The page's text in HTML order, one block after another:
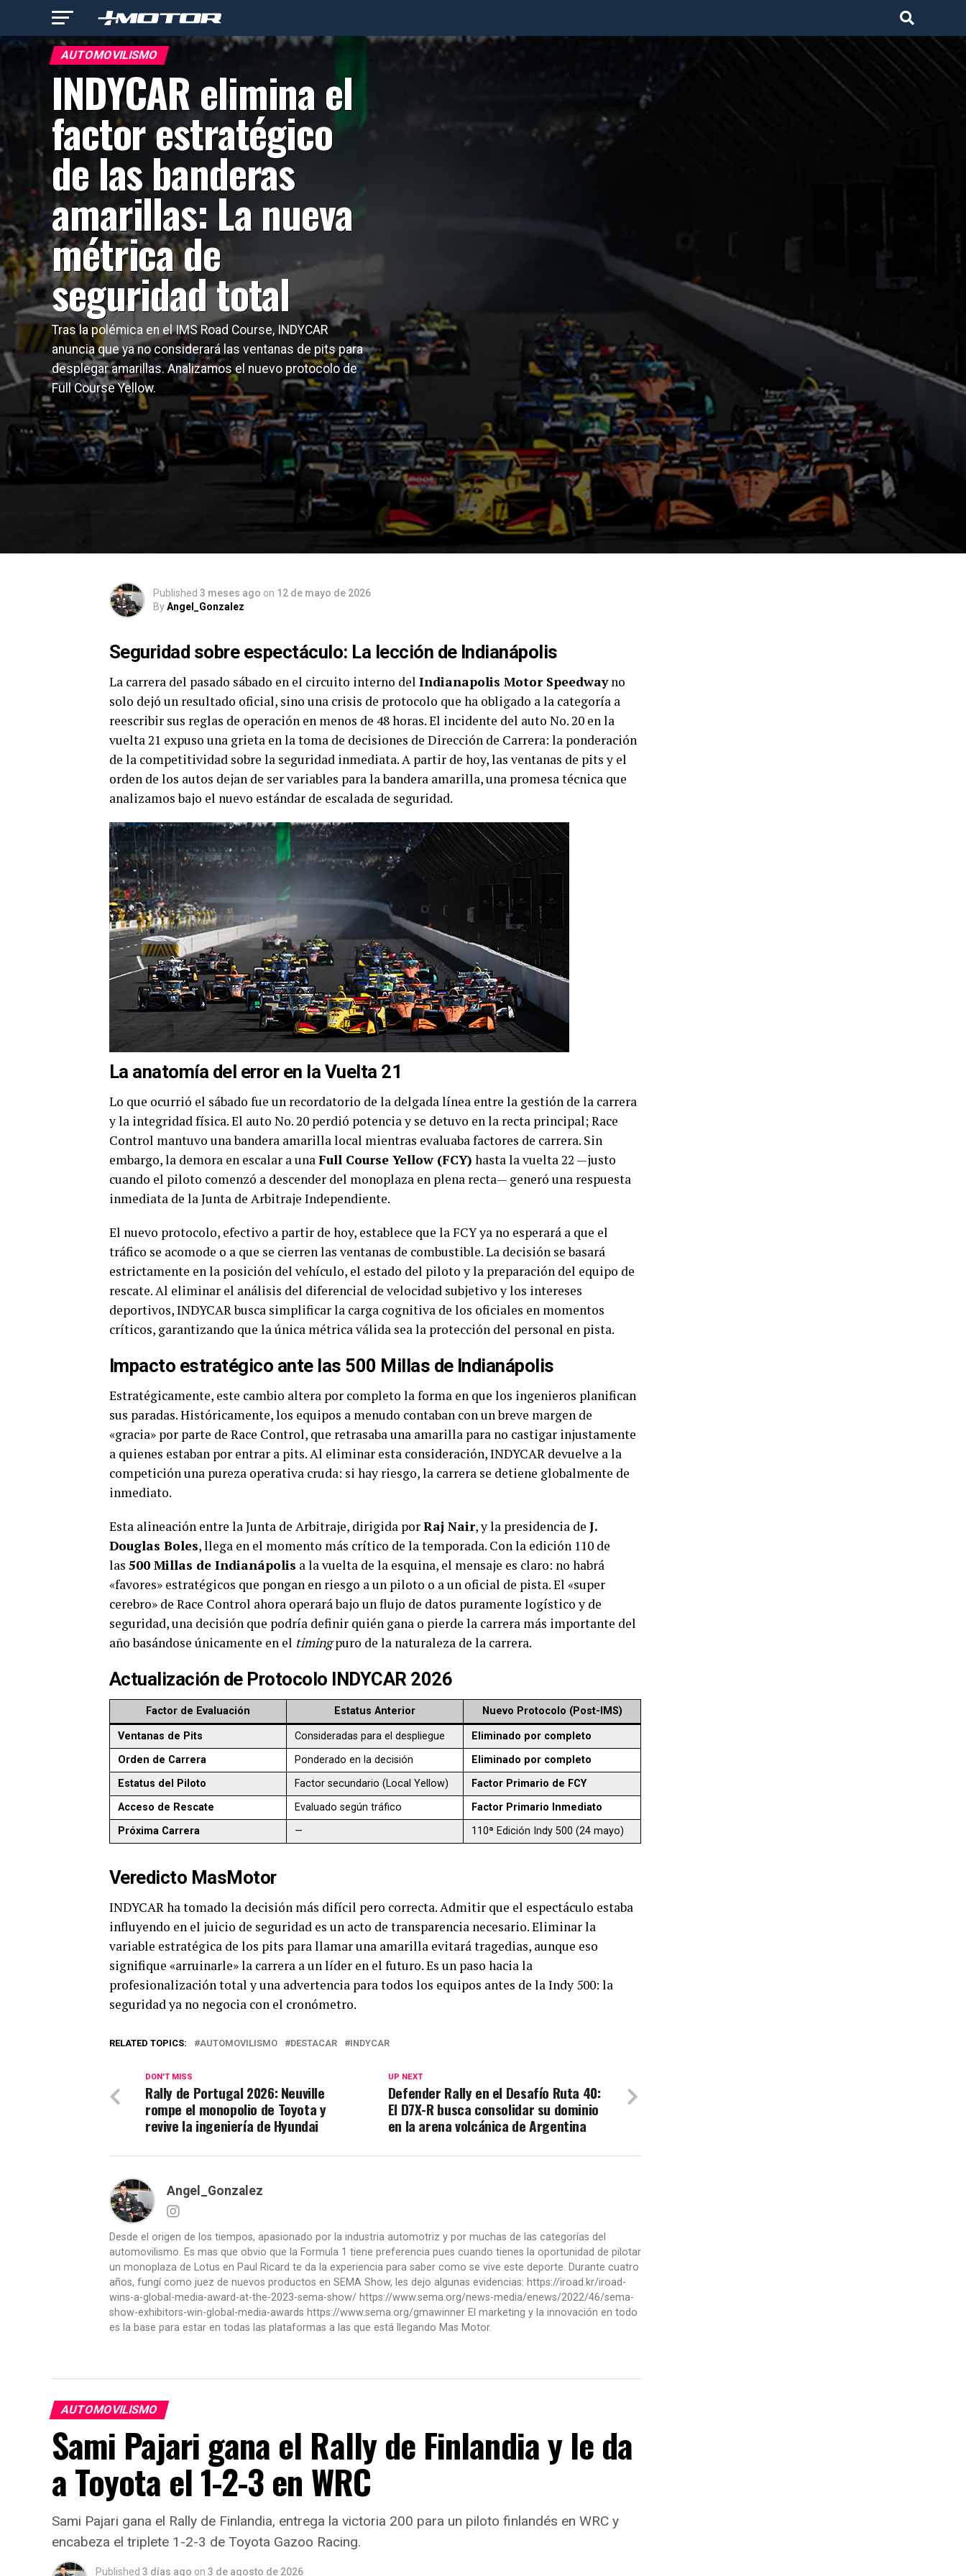
AUTOMOVILISMO
INDYCAR elimina el
factor estratégico
de las banderas
amarillas: La nueva
métrica de
seguridad total
Tras la polémica en el IMS Road Course, INDYCAR
anuncia que ya no considerará las ventanas de pits para
desplegar amarillas. Analizamos el nuevo protocolo de
Full Course Yellow.
Published 3 meses ago on 12 de mayo de 2026
ByAngel_Gonzalez
Seguridad sobre espectáculo: La lección de Indianápolis
La carrera del pasado sábado en el circuito interno del Indianapolis Motor Speedwayno
solo dejó un resultado oficial, sino una crisis de protocolo que ha obligado a la categoría a
reescribir sus reglas de operación en menos de 48 horas. El incidente del auto No. 20 en la
vuelta 21 expuso una grieta en la toma de decisiones de Dirección de Carrera: la ponderación
de la competitividad sobre la seguridad inmediata. A partir de hoy, las ventanas de pits y el
orden de los autos dejan de ser variables para la bandera amarilla, una promesa técnica que
analizamos bajo el nuevo estándar de escalada de seguridad.
La anatomía del error en la Vuelta 21
Lo que ocurrió el sábado fue un recordatorio de la delgada línea entre la gestión de la carrera
y la integridad física. El auto No. 20 perdió potencia y se detuvo en la recta principal; Race
Control mantuvo una bandera amarilla local mientras evaluaba factores de carrera. Sin
embargo, la demora en escalar a unaFull Course Yellow (FCY) hasta la vuelta 22 —justo
cuando el piloto comenzó a descender del monoplaza en plena recta— generó una respuesta
inmediata de la Junta de Arbitraje Independiente.
El nuevo protocolo, efectivo a partir de hoy, establece que la FCY ya no esperará a que el
tráfico se acomode o a que se cierren las ventanas de combustible. La decisión se basará
estrictamente en la posición del vehículo, el estado del piloto y la preparación del equipo de
rescate. Al eliminar el análisis del diferencial de velocidad subjetivo y los intereses
deportivos, INDYCAR busca simplificar la carga cognitiva de los oficiales en momentos
críticos, garantizando que la única métrica válida sea la protección del personal en pista.
Impacto estratégico ante las 500 Millas de Indianápolis
Estratégicamente, este cambio altera por completo la forma en que los ingenieros planifican
sus paradas. Históricamente, los equipos a menudo contaban con un breve margen de
«gracia» por parte de Race Control, que retrasaba una amarilla para no castigar injustamente
a quienes estaban por entrar a pits. Al eliminar esta consideración, INDYCAR devuelve a la
competición una pureza operativa cruda: si hay riesgo, la carrera se detiene globalmente de
inmediato.
Esta alineación entre la Junta de Arbitraje, dirigida porRaj Nair, y la presidencia de J.
Douglas Boles, llega en el momento más crítico de la temporada. Con la edición 110 de
las 500 Millas de Indianápolis a la vuelta de la esquina, el mensaje es claro: no habrá
«favores» estratégicos que pongan en riesgo a un piloto o a un oficial de pista. El «super
cerebro» de Race Control ahora operará bajo un flujo de datos puramente logístico y de
seguridad, una decisión que podría definir quién gana o pierde la carrera más importante del
año basándose únicamente en el timingpuro de la naturaleza de la carrera.
Actualización de Protocolo INDYCAR 2026
Factor de Evaluación Estatus Anterior Nuevo Protocolo (Post-IMS)
Ventanas de Pits Consideradas para el despliegue
Eliminado por completo
Orden de Carrera
Ponderado en la decisión
Eliminado por completo
Estatus del Piloto
Factor secundario (Local Yellow)
Factor Primario de FCY
Acceso de Rescate
Evaluado según tráfico
Factor Primario Inmediato
Próxima Carrera
— 110ª Edición Indy 500 (24 mayo)
Veredicto MasMotor
INDYCAR ha tomado la decisión más difícil pero correcta. Admitir que el espectáculo estaba
influyendo en el juicio de seguridad es un acto de transparencia necesario. Eliminar la
variable estratégica de los pits para llamar una amarilla evitará tragedias, aunque eso
signifique «arruinarle» la carrera a un líder en el futuro. Es un paso hacia la
profesionalización total y una advertencia para todos los equipos antes de la Indy 500: la
seguridad ya no negocia con el cronómetro.
RELATED TOPICS: AUTOMOVILISMO DESTACAR INDYCAR
UP NEXT
Defender Rally en el Desafío Ruta 40:
El D7X-R busca consolidar su dominio
en la arena volcánica de Argentina
DON'T MISS
Rally de Portugal 2026: Neuville
rompe el monopolio de Toyota y
revive la ingeniería de Hyundai
Angel_Gonzalez
Desde el origen de los tiempos, apasionado por la industria automotriz y por muchas de las categorías del
automovilismo. Es mas que obvio que la Formula 1 tiene preferencia pues cuando tienes la oportunidad de pilotar
un monoplaza de Lotus en Paul Ricard te da la experiencia para saber como se vive este deporte. Durante cuatro
años, fungí como juez de nuevos productos en SEMA Show, les dejo algunas evidencias: https://iroad.kr/iroad-
wins-a-global-media-award-at-the-2023-sema-show/ https://www.sema.org/news-media/enews/2022/46/sema-
show-exhibitors-win-global-media-awards https://www.sema.org/gmawinner El marketing y la innovación en todo
es la base para estar en todas las plataformas a las que está llegando Mas Motor.
AUTOMOVILISMO
Sami Pajari gana el Rally de Finlandia y le da
a Toyota el 1-2-3 en WRC
Sami Pajari gana el Rally de Finlandia, entrega la victoria 200 para un piloto finlandés en WRC y
encabeza el triplete 1-2-3 de Toyota Gazoo Racing.
Published 3 días ago on 3 de agosto de 2026